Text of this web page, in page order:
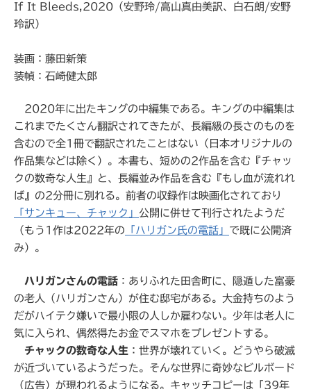
If It Bleeds,2020（安野玲/高山真由美訳、白石朗/安野
玲訳）
装画：藤田新策
装幀：石崎健太郎
2020年に出たキングの中編集である。キングの中編集は
これまでたくさん翻訳されてきたが、長編級の長さのものを
含むので全1冊で翻訳されたことはない（日本オリジナルの
作品集などは除く）。本書も、短めの2作品を含む『チャッ
クの数奇な人生』と、長編並み作品を含む『もし血が流れれ
ば』の2分冊に別れる。前者の収録作は映画化されており
「サンキュー、チャック」 公開に併せて刊行されたようだ
（もう1作は2022年の 「ハリガン氏の電話」 で既に公開済
み）。
ハリガンさんの電話 ：ありふれた田舎町に、隠遁した富豪
の老人（ハリガンさん）が住む邸宅がある。大金持ちのよう
だがハイテク嫌いで最小限の人しか雇わない。少年は老人に
気に入られ、偶然得たお金でスマホをプレゼントする。
チャックの数奇な人生 ：世界が壊れていく。どうやら破滅
が近づいているようだった。そんな世界に奇妙なビルボード
（広告）が現われるようになる。キャッチコピーは「39年